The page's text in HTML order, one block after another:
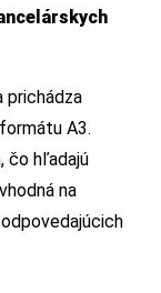
prichádza
A3.
čo hľadajú
na